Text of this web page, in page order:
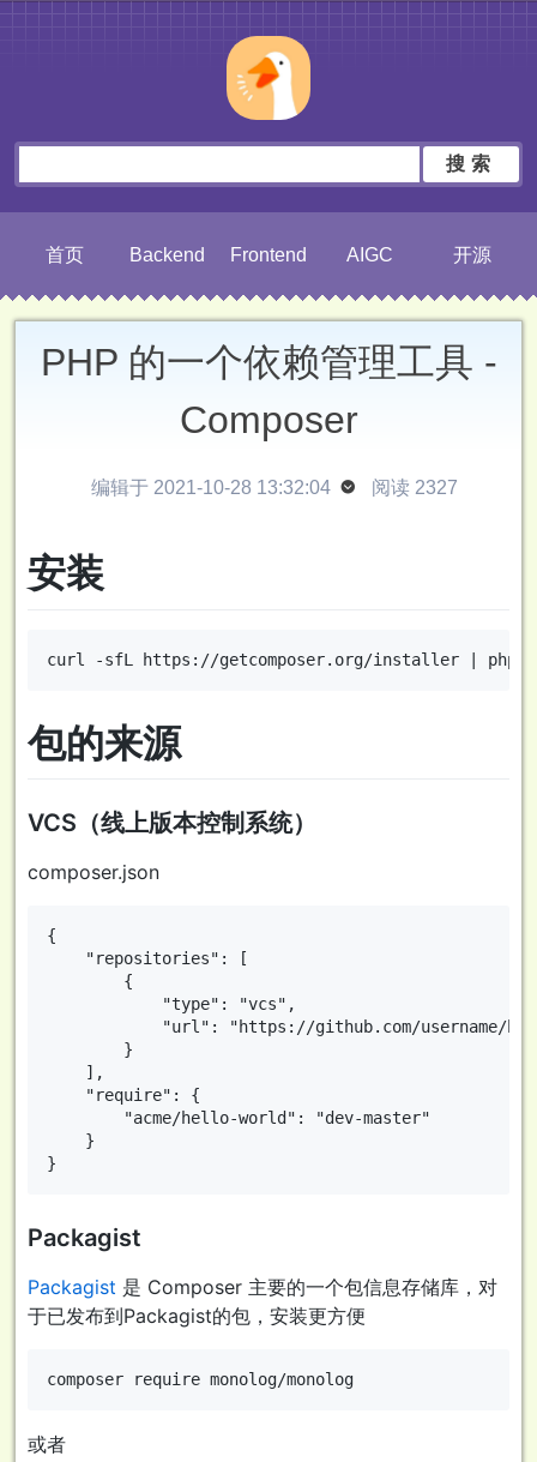
搜索
首页 Backend Frontend AIGC 开源
PHP 的一个依赖管理工具 -
Composer
编辑于 2021-10-28 13:32:04  阅读 2327
安装
包的来源
VCS（线上版本控制系统）
composer.json
{
    "repositories": [
        {
            "type": "vcs",
"url": "https://github.com/username/
        }
    ],
    "require": {
        "acme/hello-world": "dev-master"
    }
Packagist
Packagist 是 Composer 主要的一个包信息存储库，对
于已发布到Packagist的包，安装更方便
或者